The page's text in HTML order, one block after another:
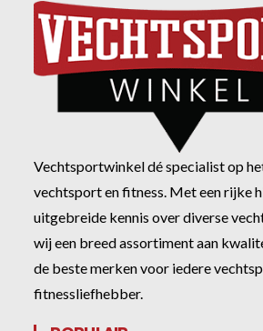
Vechtsportwinkel dé specialist op
vechtsport en fitness. Met een rijke
uitgebreide kennis over diverse
wij een breed assortiment aan
de beste merken voor iedere
fitnessliefhebber.